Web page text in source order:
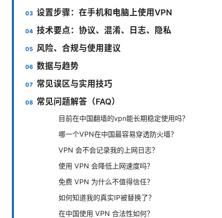
设置步骤：在手机和电脑上使用VPN
技术要点：协议、混淆、日志、隐私
风险、合规与使用建议
数据与趋势
常见误区与实用技巧
常见问题解答（FAQ）
目前在中国翻墙的vpn能长期稳定使用吗？
哪一个VPN在中国最容易穿透防火墙？
VPN 会不会记录我的上网日志？
使用 VPN 会降低上网速度吗？
免费 VPN 为什么不值得信任？
如何知道我的真实IP被替换了？
在中国使用 VPN 合法性如何？